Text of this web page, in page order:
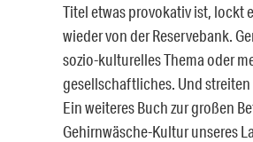
Titel etwas provokativ ist, lockt
wieder von der Reservebank.
sozio-kulturelles Thema oder
gesellschaftliches. Und
Ein weiteres Buch zur großen
Gehirnwäsche-Kultur unseres